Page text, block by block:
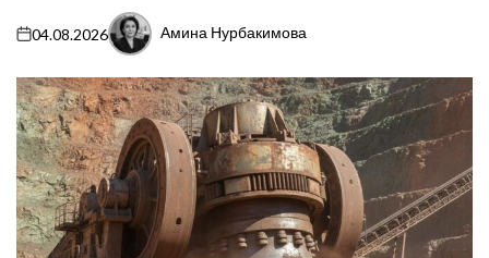
on
04.08.2026
Запись
Амина Нурбакимова